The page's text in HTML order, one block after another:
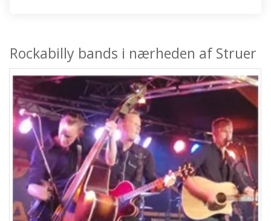
Rockabilly bands i nærheden af Struer